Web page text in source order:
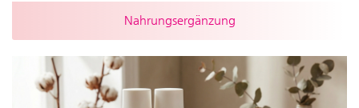
Nahrungsergänzung